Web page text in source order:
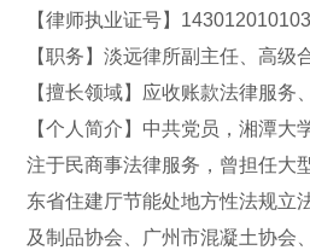
【律师执业证号】
【职务】淡远律所副主任、高级
【擅长领域】应收账款法律服务
【个人简介】中共党员，湘潭大
注于民商事法律服务，曾担任大
东省住建厅节能处地方性法规立
及制品协会、广州市混凝土协会